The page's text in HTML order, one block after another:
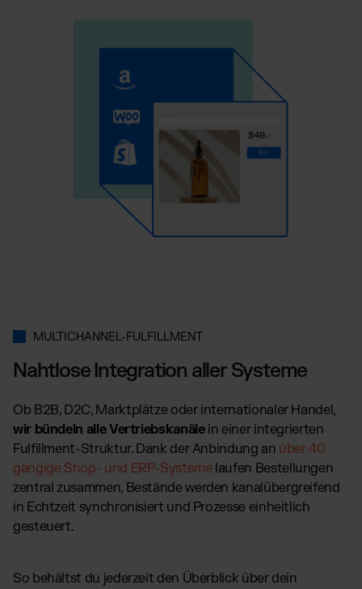
MULTICHANNEL-FULFILLMENT
Nahtlose Integration aller Systeme
Ob B2B, D2C, Marktplätze oder internationaler Handel,
wir bündeln alle Vertriebskanälein einer integrierten
Fulfillment-Struktur. Dank der Anbindung an über 40
gängige Shop- und ERP-Systeme laufen Bestellungen
zentral zusammen, Bestände werden kanalübergreifend
in Echtzeit synchronisiert und Prozesse einheitlich
gesteuert.
So behältst du jederzeit den Überblick über dein